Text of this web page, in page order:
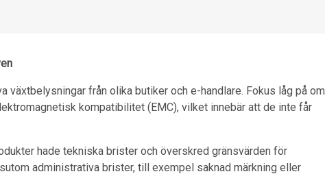
växtbelysningar från olika butiker och e-handlare. Fokus låg på om
kompatibilitet (EMC), vilket innebär att de inte får
hade tekniska brister och överskred gränsvärden för
administrativa brister, till exempel saknad märkning eller